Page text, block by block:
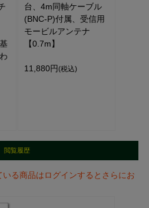
台、4m同軸ケーブル
(BNC-P)付属、受信用
モービルアンテナ
【0.7m】
11,880円 (税込)
閲覧履歴
いる商品はログインするとさらにお